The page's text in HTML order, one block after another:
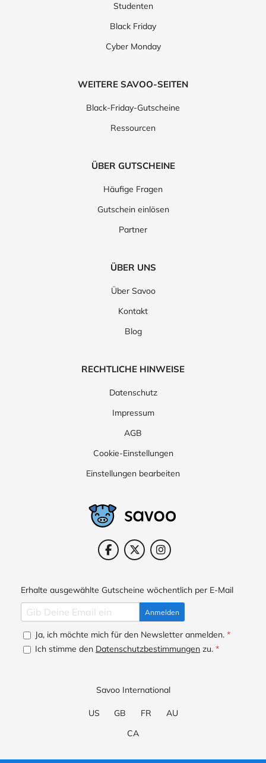
Studenten
Black Friday
Cyber Monday
WEITERE SAVOO-SEITEN
Black-Friday-Gutscheine
Ressourcen
ÜBER GUTSCHEINE
Häufige Fragen
Gutschein einlösen
Partner
ÜBER UNS
Über Savoo
Kontakt
Blog
RECHTLICHE HINWEISE
Datenschutz
Impressum
AGB
Cookie-Einstellungen
Einstellungen bearbeiten
Erhalte ausgewählte Gutscheine wöchentlich per E-Mail
Anmelden
Ja, ich möchte mich für den Newsletter anmelden. *
Ich stimme den Datenschutzbestimmungen zu. *
Savoo International
US GB FR
AU
CA